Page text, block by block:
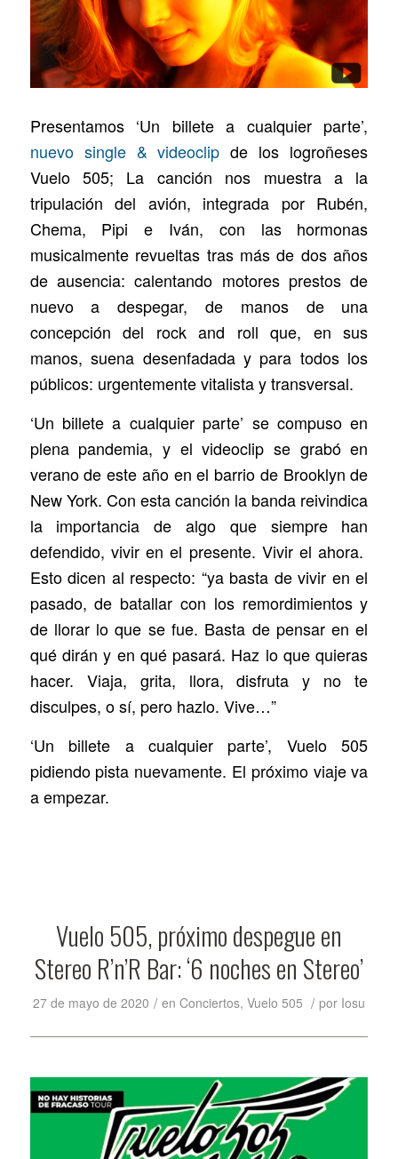
Presentamos ‘Un billete a cualquier parte’,
nuevo single & videoclip de los logroñeses
Vuelo 505; La canción nos muestra a la
tripulación del avión, integrada por Rubén,
Chema, Pipi e Iván, con las hormonas
musicalmente revueltas tras más de dos años
de ausencia: calentando motores prestos de
nuevo a despegar, de manos de una
concepción del rock and roll que, en sus
manos, suena desenfadada y para todos los
públicos: urgentemente vitalista y transversal.
‘Un billete a cualquier parte’ se compuso en
plena pandemia, y el videoclip se grabó en
verano de este año en el barrio de Brooklyn de
New York. Con esta canción la banda reivindica
la importancia de algo que siempre han
defendido, vivir en el presente. Vivir el ahora.
Esto dicen al respecto: “ya basta de vivir en el
pasado, de batallar con los remordimientos y
de llorar lo que se fue. Basta de pensar en el
qué dirán y en qué pasará. Haz lo que quieras
hacer. Viaja, grita, llora, disfruta y no te
disculpes, o sí, pero hazlo. Vive…”
‘Un billete a cualquier parte’, Vuelo 505
pidiendo pista nuevamente. El próximo viaje va
a empezar.
Vuelo 505, próximo despegue en
Stereo R’n’R Bar: ‘6 noches en Stereo’
27 de mayo de 2020 / en Conciertos, Vuelo 505 / por Iosu